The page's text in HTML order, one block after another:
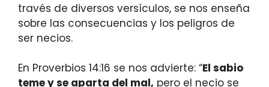
través de diversos versículos, se nos enseña
sobre las consecuencias y los peligros de
ser necios.
En Proverbios 14:16 se nos advierte: “El sabio
teme y se aparta del mal, pero el necio se